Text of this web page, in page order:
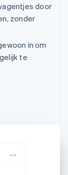
door
zonder
in om
te